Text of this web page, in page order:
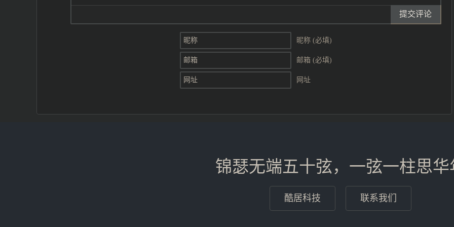
提交评论
昵称 (必填)
邮箱 (必填)
网址
锦瑟无端五十弦，一弦一柱思华
酷居科技 联系我们